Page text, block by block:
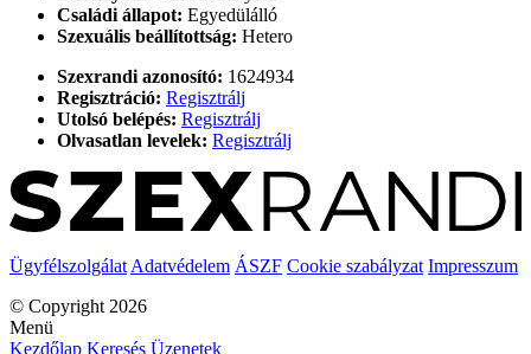
Családi állapot: Egyedülálló
Szexuális beállítottság: Hetero
Szexrandi azonosító: 1624934
Regisztráció: Regisztrálj
Utolsó belépés: Regisztrálj
Olvasatlan levelek: Regisztrálj
Ügyfélszolgálat Adatvédelem ÁSZF Cookie szabályzat Impresszum
© Copyright 2026
Menü
Kezdőlap Keresés Üzenetek